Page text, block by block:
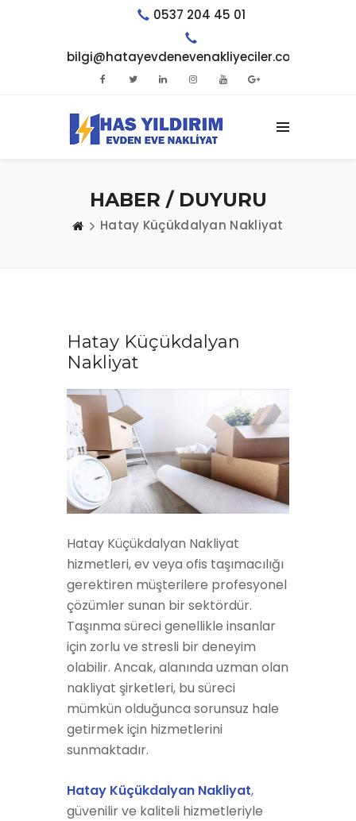
0537 204 45 01
bilgi@hatayevdenevenakliyeciler.com.tr
HABER / DUYURU
Hatay Küçükdalyan Nakliyat
Hatay Küçükdalyan
Nakliyat
Hatay Küçükdalyan Nakliyat
hizmetleri, ev veya ofis taşımacılığı
gerektiren müşterilere profesyonel
çözümler sunan bir sektördür.
Taşınma süreci genellikle insanlar
için zorlu ve stresli bir deneyim
olabilir. Ancak, alanında uzman olan
nakliyat şirketleri, bu süreci
mümkün olduğunca sorunsuz hale
getirmek için hizmetlerini
sunmaktadır.
Hatay Küçükdalyan Nakliyat,
güvenilir ve kaliteli hizmetleriyle